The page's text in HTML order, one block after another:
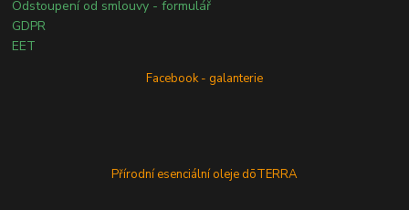
Odstoupení od smlouvy - formulář
GDPR
EET
Facebook - galanterie
Přírodní esenciální oleje dōTERRA